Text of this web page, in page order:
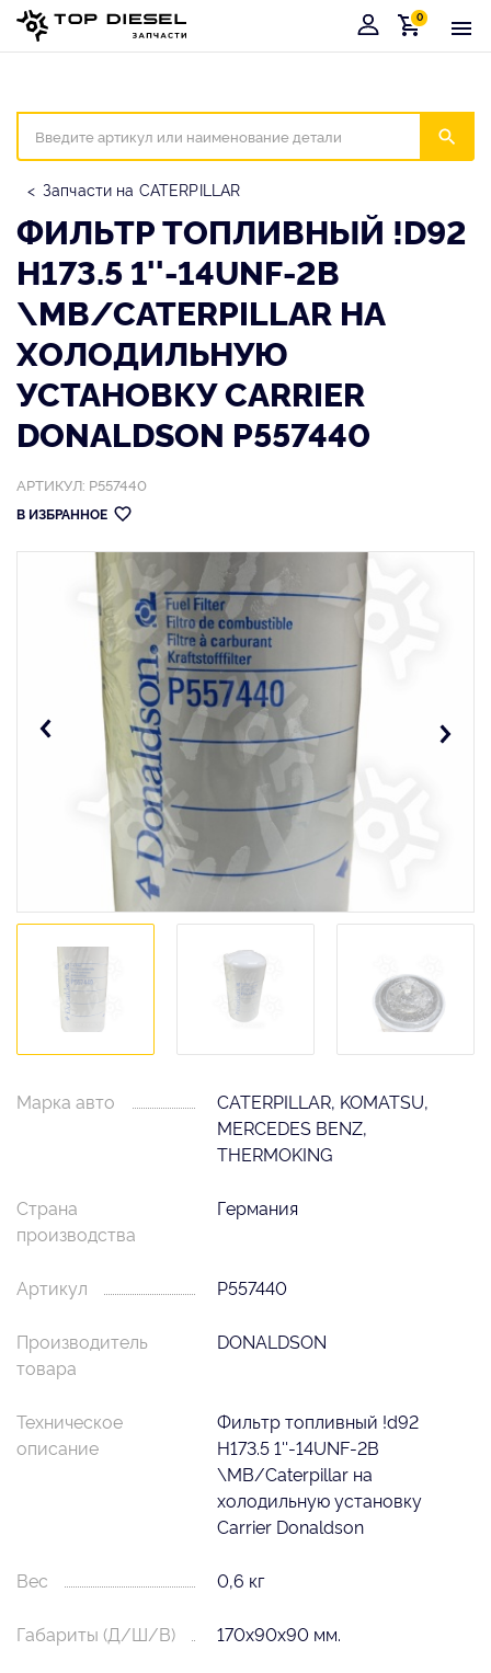
Корзина
0
Запчасти на CATERPILLAR
ФИЛЬТР ТОПЛИВНЫЙ !D92
H173.5 1''-14UNF-2B
\MB/CATERPILLAR НА
ХОЛОДИЛЬНУЮ
УСТАНОВКУ CARRIER
DONALDSON P557440
АРТИКУЛ: P557440
В ИЗБРАННОЕ
Марка авто
CATERPILLAR, KOMATSU,
MERCEDES BENZ,
THERMOKING
Страна
производства
Германия
Артикул P557440
Производитель
товара
DONALDSON
Техническое
описание
Фильтр топливный !d92
H173.5 1''-14UNF-2B
\MB/Caterpillar на
холодильную установку
Carrier Donaldson
Вес 0,6 кг
Габариты (Д/Ш/В) 170х90х90 мм.